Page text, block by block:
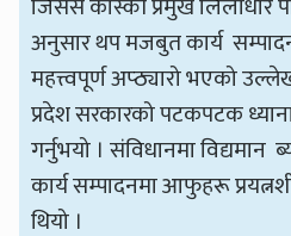
अनुसार थप मजबुत कार्य
महत्त्वपूर्ण अप्ठ्यारो भएको
प्रदेश सरकारको पटकपटक
गर्नुभयो । संविधानमा विद्यमान
कार्य सम्पादनमा आफुहरू
थियो ।